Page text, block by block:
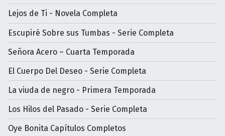
Lejos de Ti - Novela Completa
Escupiré Sobre sus Tumbas - Serie Completa
Señora Acero – Cuarta Temporada
El Cuerpo Del Deseo - Serie Completa
La viuda de negro - Primera Temporada
Los Hilos del Pasado - Serie Completa
Oye Bonita Capítulos Completos